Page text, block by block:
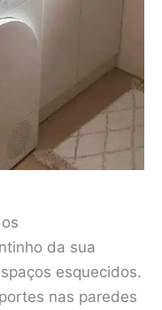
da sua
esquecidos.
nas paredes